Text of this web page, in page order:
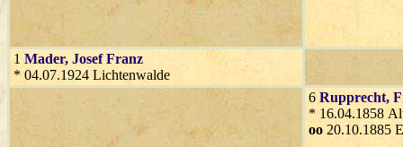
1 Mader, Josef Franz
* 04.07.1924 Lichtenwalde
6 Rupprecht,
* 16.04.1858
oo 20.10.1885